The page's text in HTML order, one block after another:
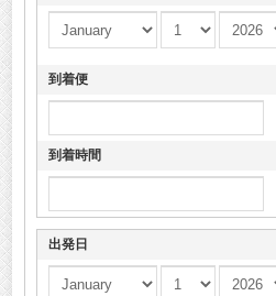
到着便
到着時間
出発日